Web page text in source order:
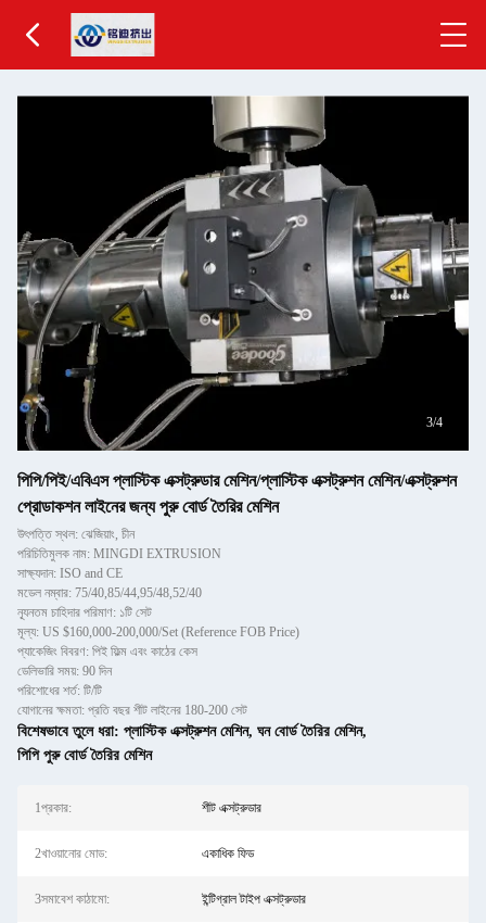
4/4
পিপি/পিই/এবিএস প্লাস্টিক এক্সট্রুডার মেশিন/প্লাস্টিক এক্সট্রুশন মেশিন/এক্সট্রুশন
প্রোডাকশন লাইনের জন্য পুরু বোর্ড তৈরির মেশিন
উৎপত্তি স্থল: ঝেজিয়াং, চীন
পরিচিতিমুলক নাম: MINGDI EXTRUSION
সাক্ষ্যদান: ISO and CE
মডেল নম্বার: 75/40,85/44,95/48,52/40
ন্যূনতম চাহিদার পরিমাণ: ১টি সেট
মূল্য: US $160,000-200,000/Set (Reference FOB Price)
প্যাকেজিং বিবরণ: পিই ফিল্ম এবং কাঠের কেস
ডেলিভারি সময়: 90 দিন
পরিশোধের শর্ত: টি/টি
যোগানের ক্ষমতা: প্রতি বছর শীট লাইনের 180-200 সেট
বিশেষভাবে তুলে ধরা: প্লাস্টিক এক্সট্রুশন মেশিন, ঘন বোর্ড তৈরির মেশিন,
পিপি পুরু বোর্ড তৈরির মেশিন
1প্রকার: শীট এক্সট্রুডার
2খাওয়ানোর মোড: একাধিক ফিড
3সমাবেশ কাঠামো: ইন্টিগ্রাল টাইপ এক্সট্রুডার